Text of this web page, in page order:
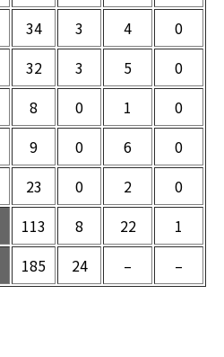
34 3 4
0
32 3 5
0
8 0 1
0
9 0 6
0
23 0 2
0
113 8 22
1
185 24 –
–